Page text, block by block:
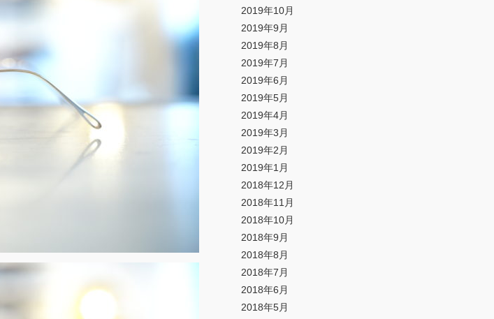
2019年10月
2019年9月
2019年8月
2019年7月
2019年6月
2019年5月
2019年4月
2019年3月
2019年2月
2019年1月
2018年12月
2018年11月
2018年10月
2018年9月
2018年8月
2018年7月
2018年6月
2018年5月